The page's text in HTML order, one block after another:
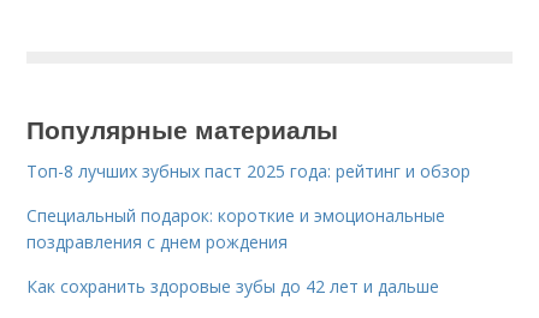
Популярные материалы
Топ-8 лучших зубных паст 2025 года: рейтинг и обзор
Специальный подарок: короткие и эмоциональные
поздравления с днем рождения
Как сохранить здоровые зубы до 42 лет и дальше